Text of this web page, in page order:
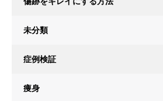
未分類
症例検証
痩身